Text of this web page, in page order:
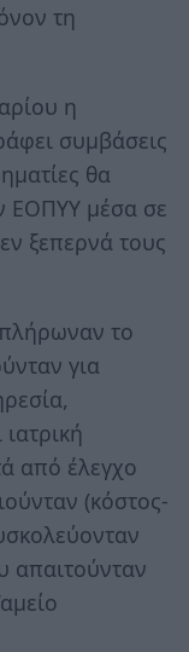
τη
η
συμβάσεις
θα
ΕΟΠΥΥ μέσα σε
ξεπερνά τους
το
για
από έλεγχο
(κόστος-